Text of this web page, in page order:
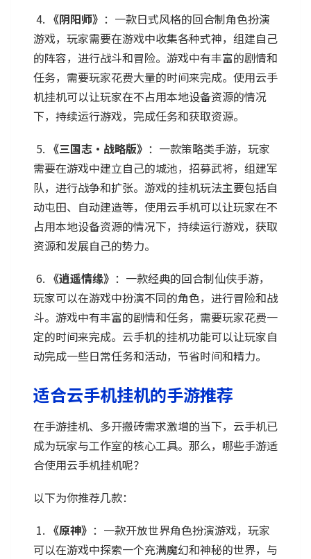
4. 《阴阳师》 ：一款日式风格的回合制角色扮演
游戏，玩家需要在游戏中收集各种式神，组建自己
的阵容，进行战斗和冒险。游戏中有丰富的剧情和
任务，需要玩家花费大量的时间来完成。使用云手
机挂机可以让玩家在不占用本地设备资源的情况
下，持续运行游戏，完成任务和获取资源。
5. 《三国志・战略版》 ：一款策略类手游，玩家
需要在游戏中建立自己的城池，招募武将，组建军
队，进行战争和扩张。游戏的挂机玩法主要包括自
动屯田、自动建造等，使用云手机可以让玩家在不
占用本地设备资源的情况下，持续运行游戏，获取
资源和发展自己的势力。
6. 《逍遥情缘》 ：一款经典的回合制仙侠手游，
玩家可以在游戏中扮演不同的角色，进行冒险和战
斗。游戏中有丰富的剧情和任务，需要玩家花费一
定的时间来完成。云手机的挂机功能可以让玩家自
动完成一些日常任务和活动，节省时间和精力。
适合云手机挂机的手游推荐
在手游挂机、多开搬砖需求激增的当下，云手机已
成为玩家与工作室的核心工具。那么，哪些手游适
合使用云手机挂机呢？
以下为你推荐几款：
1. 《原神》 ：一款开放世界角色扮演游戏，玩家
可以在游戏中探索一个充满魔幻和神秘的世界，与